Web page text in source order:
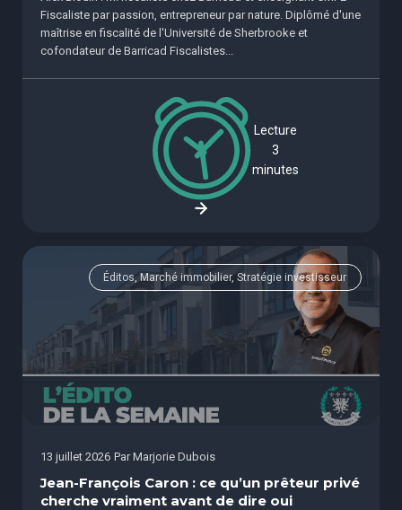
Fiscaliste par passion, entrepreneur par nature. Diplômé d'une
maîtrise en fiscalité de l'Université de Sherbrooke et
cofondateur de Barricad Fiscalistes...
Lecture
3
minutes
Éditos, Marché immobilier, Stratégie investisseur
13 juillet 2026 Par Marjorie Dubois
Jean-François Caron : ce qu’un prêteur privé
cherche vraiment avant de dire oui